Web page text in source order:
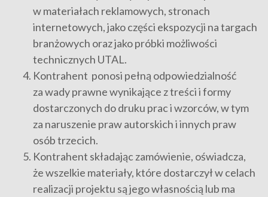
w materiałach reklamowych, stronach
internetowych, jako części ekspozycji na targach
branżowych oraz jako próbki możliwości
technicznych UTAL.
Kontrahent ponosi pełną odpowiedzialność
za wady prawne wynikające z treści i formy
dostarczonych do druku prac i wzorców, w tym
za naruszenie praw autorskich i innych praw
osób trzecich.
Kontrahent składając zamówienie, oświadcza,
że wszelkie materiały, które dostarczył w celach
realizacji projektu są jego własnością lub ma